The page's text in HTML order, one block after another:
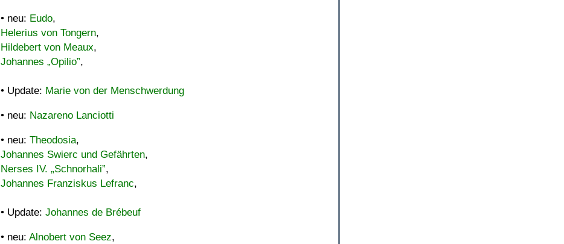
• neu: Eudo,
Helerius von Tongern,
Hildebert von Meaux,
Johannes „Opilio”,
• Update: Marie von der Menschwerdung
• neu: Nazareno Lanciotti
• neu: Theodosia,
Johannes Swierc und Gefährten,
Nerses IV. „Schnorhali”,
Johannes Franziskus Lefranc,
• Update: Johannes de Brébeuf
• neu: Alnobert von Seez,